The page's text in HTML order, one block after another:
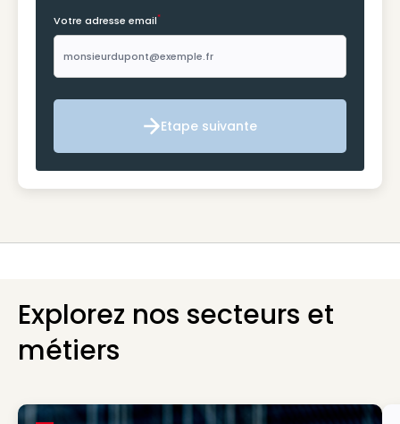
Votre adresse email*
Etape suivante
Etape suivante
Explorez nos secteurs et
métiers